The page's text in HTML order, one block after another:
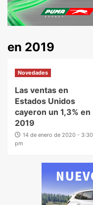
en 2019
Novedades
Las ventas en
Estados Unidos
cayeron un 1,3% en
2019
14 de enero de 2020 - 3:30
pm